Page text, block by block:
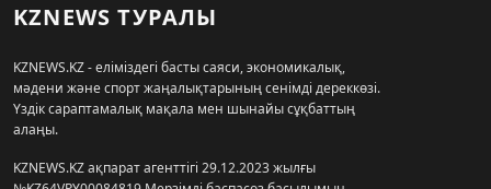
KZNEWS ТУРАЛЫ
KZNEWS.KZ - еліміздегі басты саяси, экономикалық,
мәдени және спорт жаңалықтарының сенімді дереккөзі.
Үздік сараптамалық мақала мен шынайы сұқбаттың
алаңы.
KZNEWS.KZ ақпарат агенттігі 29.12.2023 жылғы